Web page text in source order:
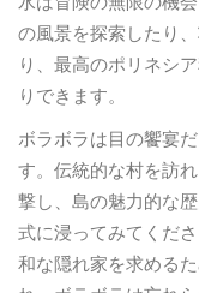
の風景を探索したり
り、最高のポリネシ
りできます。
ボラボラは目の饗宴
す。伝統的な村を訪
撃し、島の魅力的な
式に浸ってみてくだ
和な隠れ家を求める